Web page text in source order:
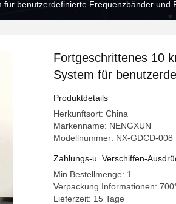
benutzerdefinierte Frequenzbänder und
Fortgeschrittenes 10
System für
und Fernbedienung
Produktdetails
Herkunftsort: China
Markenname: NENGXUN
Modellnummer: NX-GDCD-008
Zahlungs-u. Verschiffen-
Min Bestellmenge: 1
Verpackung Informationen:
Lieferzeit: 15 Tage